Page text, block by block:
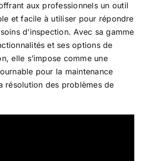
aux professionnels un outil
et facile à utiliser pour répondre
d’inspection. Avec sa gamme
et ses options de
elle s’impose comme une
pour la maintenance
résolution des problèmes de